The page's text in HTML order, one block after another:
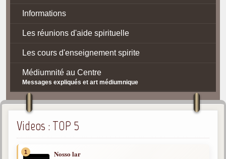
Informations
Les réunions d'aide spirituelle
Les cours d'enseignement spirite
Médiumnité au Centre
Messages expliqués et art médiumnique
Contact / Accès
Plan d'accès
Spiritisme
La doctrine Spirite
Videos : TOP 5
1 Nosso lar